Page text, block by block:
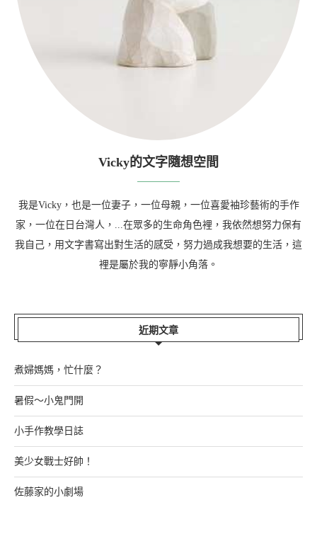
Vicky的文字隨想空間
我是Vicky，也是一位妻子，一位母親，一位喜愛袖珍藝術的手作
家，一位在日台灣人，...在眾多的生命角色裡，我依然想努力保有
我自己，用文字書寫出對生活的感受，努力過成我想要的生活，這
裡是屬於我的寧靜小角落。
近期文章
煮婦媽媽，忙什麼？
暑假～小鬼門開
小手作教學日誌
美少女戰士好帥！
佐藤家的小劇場